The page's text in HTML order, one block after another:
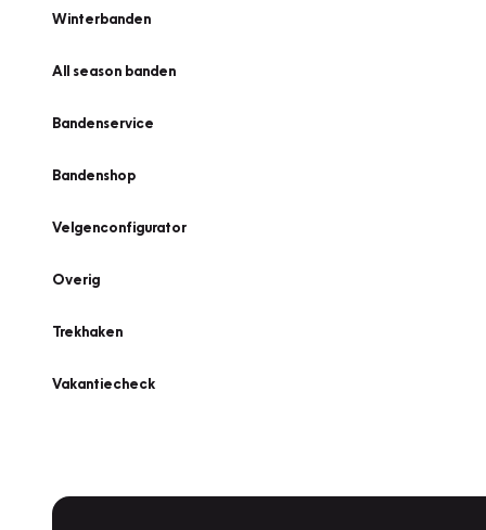
Winterbanden
All season banden
Bandenservice
Bandenshop
Velgenconfigurator
Overig
Trekhaken
Vakantiecheck